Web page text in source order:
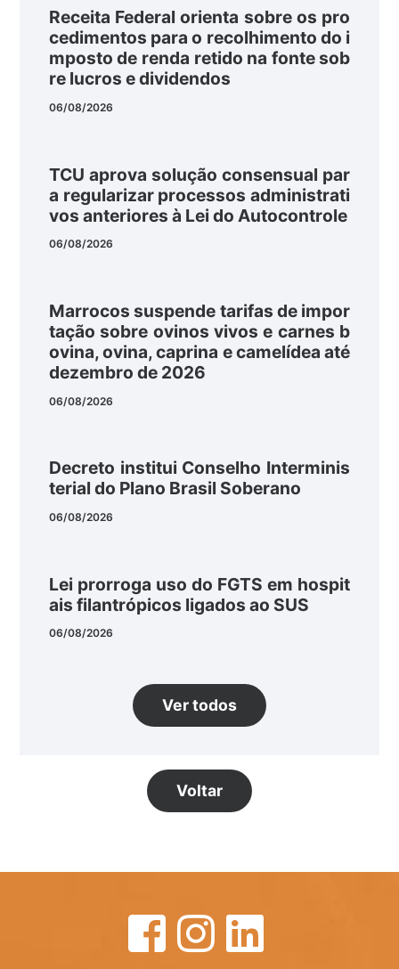
Receita Federal orienta sobre os pro
cedimentos para o recolhimento do i
mposto de renda retido na fonte sob
re lucros e dividendos
06/08/2026
TCU aprova solução consensual par
a regularizar processos administrati
vos anteriores à Lei do Autocontrole
06/08/2026
Marrocos suspende tarifas de impor
tação sobre ovinos vivos e carnes b
ovina, ovina, caprina e camelídea até
dezembro de 2026
06/08/2026
Decreto institui Conselho Interminis
terial do Plano Brasil Soberano
06/08/2026
Lei prorroga uso do FGTS em hospit
ais filantrópicos ligados ao SUS
06/08/2026
Ver todos
Voltar